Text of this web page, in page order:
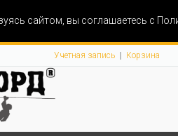
сайтом, вы соглашаетесь с
Учетная запись Корзина